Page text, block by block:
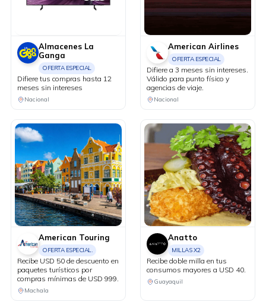
Almacenes La
Ganga
OFERTA ESPECIAL
Difiere tus compras hasta 12
meses sin intereses
Nacional
American Airlines
OFERTA ESPECIAL
Difiere a 3 meses sin intereses.
Válido para punto físico y
agencias de viaje.
Nacional
American Touring
OFERTA ESPECIAL.
Recibe USD 50 de descuento en
paquetes turísticos por
compras mínimas de USD 999.
Machala
Anatto
MILLAS X2
Recibe doble milla en tus
consumos mayores a USD 40.
Guayaquil